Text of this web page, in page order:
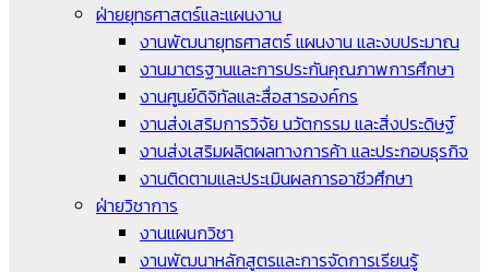
ฝ่ายยุทธศาสตร์และแผนงาน
งานพัฒนายุทธศาสตร์ แผนงาน และงบประมาณ
งานมาตรฐานและการประกันคุณภาพการศึกษา
งานศูนย์ดิจิทัลและสื่อสารองค์กร
งานส่งเสริมการวิจัย นวัตกรรม และสิ่งประดิษฐ์
งานส่งเสริมผลิตผลทางการค้า และประกอบธุรกิจ
งานติดตามและประเมินผลการอาชีวศึกษา
ฝ่ายวิชาการ
งานแผนกวิชา
งานพัฒนาหลักสูตรและการจัดการเรียนรู้